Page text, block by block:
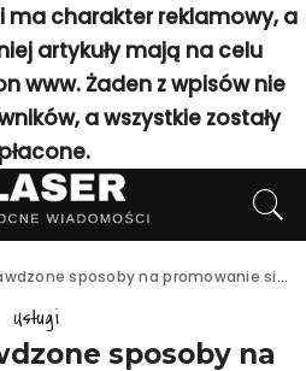
ma charakter reklamowy, a
artykuły mają na celu
www. Żaden z wpisów nie
a wszystkie zostały
sposoby na promowanie się w internecie
Usługi
sposoby na